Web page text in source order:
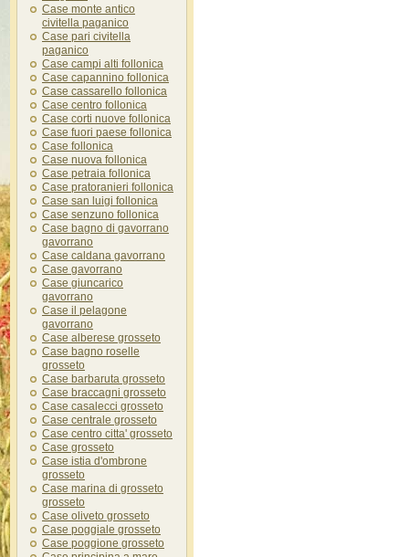
Case monte antico
civitella paganico
Case pari civitella
paganico
Case campi alti follonica
Case capannino follonica
Case cassarello follonica
Case centro follonica
Case corti nuove follonica
Case fuori paese follonica
Case follonica
Case nuova follonica
Case petraia follonica
Case pratoranieri follonica
Case san luigi follonica
Case senzuno follonica
Case bagno di gavorrano
gavorrano
Case caldana gavorrano
Case gavorrano
Case giuncarico
gavorrano
Case il pelagone
gavorrano
Case alberese grosseto
Case bagno roselle
grosseto
Case barbaruta grosseto
Case braccagni grosseto
Case casalecci grosseto
Case centrale grosseto
Case centro citta' grosseto
Case grosseto
Case istia d'ombrone
grosseto
Case marina di grosseto
grosseto
Case oliveto grosseto
Case poggiale grosseto
Case poggione grosseto